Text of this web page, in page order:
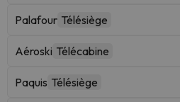
Palafour Télésiège
Aéroski Télécabine
Paquis Télésiège